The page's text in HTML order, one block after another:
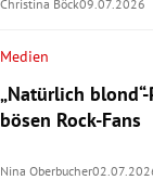
Christina Böck09.07.2026
Medien
„Natürlich
bösen Rock-Fans
Nina Oberbucher